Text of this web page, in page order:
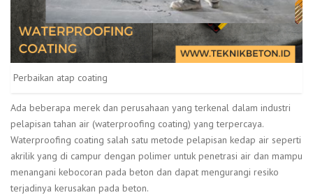
Perbaikan atap coating
Ada beberapa merek dan perusahaan yang terkenal dalam industri
pelapisan tahan air (waterproofing coating) yang terpercaya.
Waterproofing coating salah satu metode pelapisan kedap air seperti
akrilik yang di campur dengan polimer untuk penetrasi air dan mampu
menangani kebocoran pada beton dan dapat mengurangi resiko
terjadinya kerusakan pada beton.